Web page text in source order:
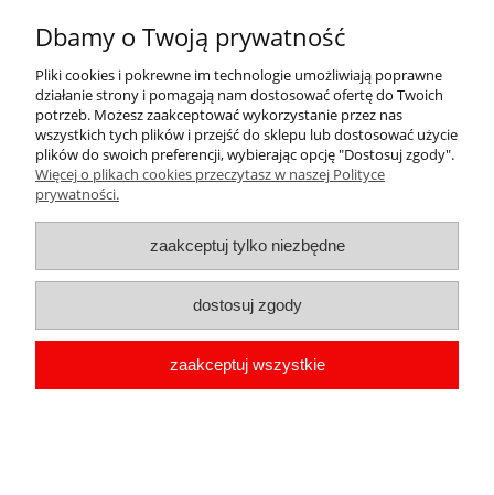
pamiątka Narodowego Czytania
8,99 zł
zawiera 23% VAT, bez kosztów dostawy
do koszyka
« 1 2 3 4 5 ... 7 »
Przypinki na Narodowe Czytanie
Do wyboru mamy przypinki z logo akcji Narodowe Czytanie w
Dbamy o Twoją prywatność
Pliki cookies i pokrewne im technologie umożliwiają poprawne
działanie strony i pomagają nam dostosować ofertę do Twoich
potrzeb. Możesz zaakceptować wykorzystanie przez nas
wszystkich tych plików i przejść do sklepu lub dostosować użycie
plików do swoich preferencji, wybierając opcję "Dostosuj zgody".
Więcej o plikach cookies przeczytasz w naszej Polityce
prywatności.
zaakceptuj tylko niezbędne
dostosuj zgody
zaakceptuj wszystkie